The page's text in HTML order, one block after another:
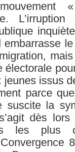
issus
parce
suscite la
dès lors
les plus